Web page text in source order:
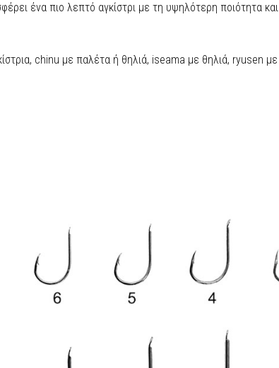
ένα πιο λεπτό αγκίστρι με τη υψηλότερη ποιότητα και
chinu με παλέτα ή θηλιά, iseama με θηλιά, ryusen με